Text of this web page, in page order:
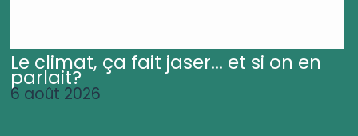
Le climat, ça fait jaser... et si on en
parlait?
6 août 2026